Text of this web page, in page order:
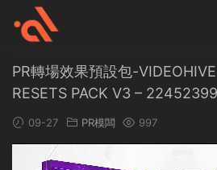
PR轉場效果預設包-
RESETS PACK V3 – 22452399
09-27 PR模闆 997